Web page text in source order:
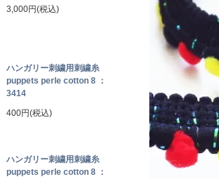
3,000円(税込)
ハンガリー刺繍用刺繍糸
puppets perle cotton 8 ：
3414
400円(税込)
ハンガリー刺繍用刺繍糸
puppets perle cotton 8 ：